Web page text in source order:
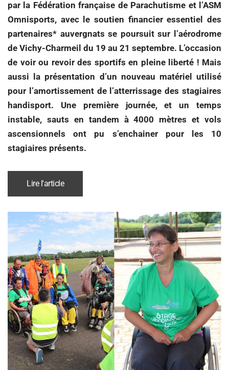
par la Fédération française de Parachutisme et l’ASM
Omnisports, avec le soutien financier essentiel des
partenaires* auvergnats se poursuit sur l’aérodrome
de Vichy-Charmeil du 19 au 21 septembre. L’occasion
de voir ou revoir des sportifs en pleine liberté ! Mais
aussi la présentation d’un nouveau matériel utilisé
pour l’amortissement de l’atterrissage des stagiaires
handisport. Une première journée, et un temps
instable, sauts en tandem à 4000 mètres et vols
ascensionnels ont pu s’enchainer pour les 10
stagiaires présents.
Lire l'article